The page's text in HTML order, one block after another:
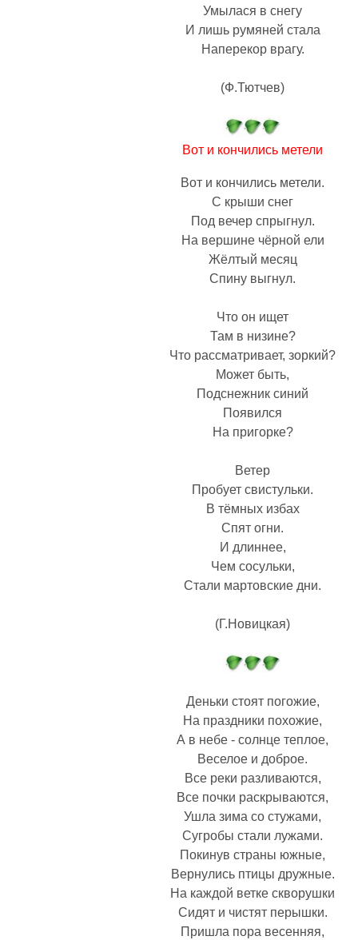
Умылася в снегу
И лишь румяней стала
Наперекор врагу.
(Ф.Тютчев)
Вот и кончились метели
Вот и кончились метели.
С крыши снег
Под вечер спрыгнул.
На вершине чёрной ели
Жёлтый месяц
Спину выгнул.
Что он ищет
Там в низине?
Что рассматривает, зоркий?
Может быть,
Подснежник синий
Появился
На пригорке?
Ветер
Пробует свистульки.
В тёмных избах
Спят огни.
И длиннее,
Чем сосульки,
Стали мартовские дни.
(Г.Новицкая)
Деньки стоят погожие,
На праздники похожие,
А в небе - солнце теплое,
Веселое и доброе.
Все реки разливаются,
Все почки раскрываются,
Ушла зима со стужами,
Сугробы стали лужами.
Покинув страны южные,
Вернулись птицы дружные.
На каждой ветке скворушки
Сидят и чистят перышки.
Пришла пора весенняя,